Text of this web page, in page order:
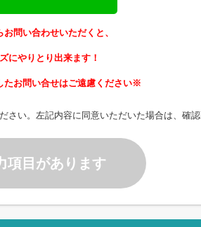
お問い合わせいただくと、
にやりとり出来ます！
たお問い合せはご遠慮ください※
さい。左記内容に同意いただいた場合は、確認
項目があります